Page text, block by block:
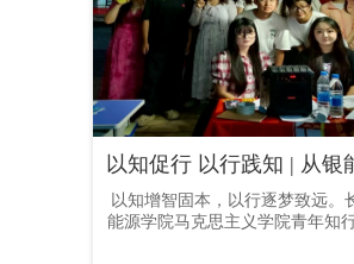
以知增智固本，以行逐梦致远。
能源学院马克思主义学院青年知